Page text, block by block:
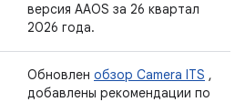
версия AAOS за 26 квартал
2026 года.
Обновлен обзор Camera ITS ,
добавлены рекомендации по